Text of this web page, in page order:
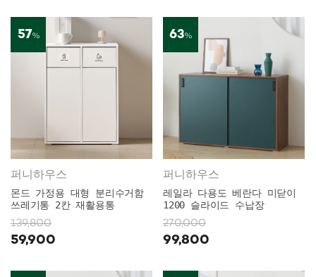
57%
퍼니하우스
몬드 가정용 대형 분리수거함
쓰레기통 2칸 재활용통
139,800
59,900
63%
퍼니하우스
레일라 다용도 베란다 미닫이
1200 슬라이드 수납장
270,000
99,800